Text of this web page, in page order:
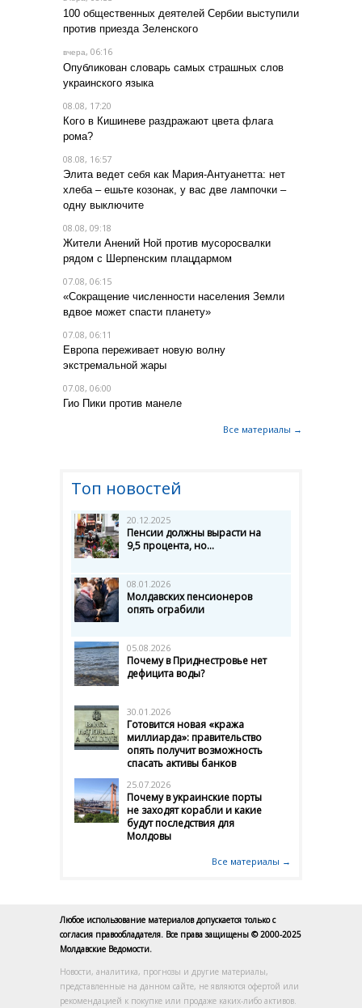
100 общественных деятелей Сербии выступили
против приезда Зеленского
вчера, 06:16
Опубликован словарь самых страшных слов
украинского языка
08.08, 17:20
Кого в Кишиневе раздражают цвета флага
рома?
08.08, 16:57
Элита ведет себя как Мария-Антуанетта: нет
хлеба – ешьте козонак, у вас две лампочки –
одну выключите
08.08, 09:18
Жители Анений Ной против мусоросвалки
рядом с Шерпенским плацдармом
07.08, 06:15
«Сокращение численности населения Земли
вдвое может спасти планету»
07.08, 06:11
Европа переживает новую волну
экстремальной жары
07.08, 06:00
Гио Пики против манеле
Все материалы →
Топ новостей
20.12.2025
Пенсии должны вырасти на
9,5 процента, но...
08.01.2026
Молдавских пенсионеров
опять ограбили
05.08.2026
Почему в Приднестровье нет
дефицита воды?
30.01.2026
Готовится новая «кража
миллиарда»: правительство
опять получит возможность
спасать активы банков
25.07.2026
Почему в украинские порты
не заходят корабли и какие
будут последствия для
Молдовы
Все материалы →
Любое использование материалов допускается только с
согласия правообладателя. Все права защищены © 2000-2025
Молдавские Ведомости.
Новости, аналитика, прогнозы и другие материалы,
представленные на данном сайте, не являются офертой или
рекомендацией к покупке или продаже каких-либо активов.